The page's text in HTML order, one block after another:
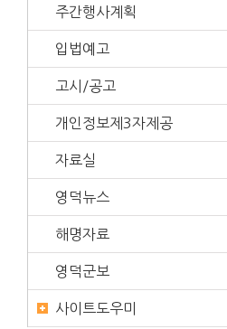
주간행사계획
입법예고
고시/공고
개인정보제3자제공
자료실
영덕뉴스
해명자료
영덕군보
사이트도우미